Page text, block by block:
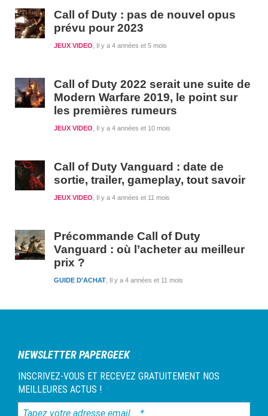
Call of Duty : pas de nouvel opus
prévu pour 2023
Il y a 4 années et 5 mois
JEUX VIDEO
Call of Duty 2022 serait une suite de
Modern Warfare 2019, le point sur
les premières rumeurs
Il y a 4 années et 10 mois
JEUX VIDEO
Call of Duty Vanguard : date de
sortie, trailer, gameplay, tout savoir
Il y a 4 années et 11 mois
JEUX VIDEO
Précommande Call of Duty
Vanguard : où l’acheter au meilleur
prix ?
Il y a 4 années et 11 mois
GUIDE D'ACHAT
NEWSLETTER PAPERGEEK
INSCRIVEZ-VOUS ET RECEVEZ GRATUITEMENT NOS
MEILLEURES ACTUS !
Tapez